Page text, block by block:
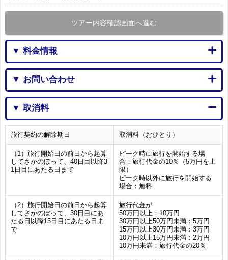
ツアー内容確認画面へ進む
▼ 料金情報
▼ お問い合わせ
▼ 取消料
旅行契約の解除期日 取消料（おひとり）
（1）旅行開始日の前日から起算
してさかのぼって、40日目以降3
1日目にあたる日まで
ピーク時に旅行を開始する場
合：旅行代金の10％（5万円を上
限）
ピーク時以外に旅行を開始する
場合：無料
（2）旅行開始日の前日から起算
してさかのぼって、30日目にあ
たる日以降15日目にあたる日ま
で
旅行代金が
50万円以上：10万円
30万円以上50万円未満：5万円
15万円以上30万円未満：3万円
10万円以上15万円未満：2万円
10万円未満：旅行代金の20％